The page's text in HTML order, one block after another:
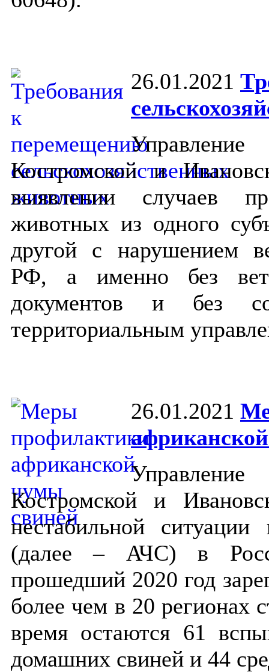
26.01.2021
Костромской и
выявлении случаев
животных из одного
другой с нарушением
РФ, а именно без
документов и без
территориальным
26.01.2021
Костромской и
нестабильной
(далее – АЧС) в
прошедший 2020 год
более чем в 20 регионах
время остаются 61
домашних свиней и 44